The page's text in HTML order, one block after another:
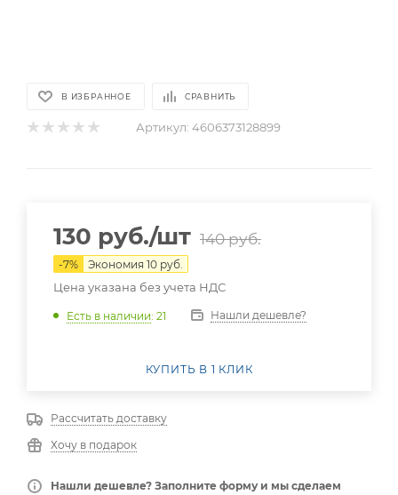
В ИЗБРАННОЕ СРАВНИТЬ
Артикул: 4606373128899
130 руб./шт 140руб.
-7% Экономия 10 руб.
Цена указана без учета НДС
Есть в наличии: 21 Нашли дешевле?
КУПИТЬ В 1 КЛИК
Рассчитать доставку
Хочу в подарок
Нашли дешевле? Заполните форму и мы сделаем